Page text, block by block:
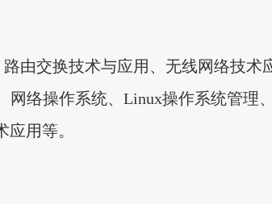
由交换技术与应用、无线网络技术
络操作系统、Linux操作系统管理
用等。